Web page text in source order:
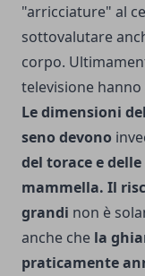
"arricciature" al
sottovalutare
corpo.
televisione
Le dimensioni
seno devono
del torace e
mammella. Il
grandi non è
anche che la
praticamente